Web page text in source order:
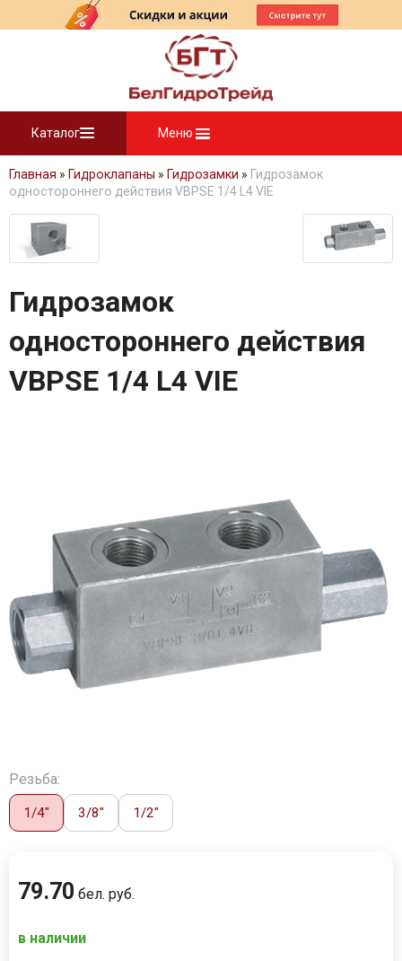
Каталог Меню
Главная » Гидроклапаны » Гидрозамки » Гидрозамок
одностороннего действия VBPSE 1/4 L4 VIE
Гидрозамок
одностороннего действия
VBPSE 1/4 L4 VIE
Резьба:
1/4″ 3/8″ 1/2″
79.70 бел. руб.
в наличии